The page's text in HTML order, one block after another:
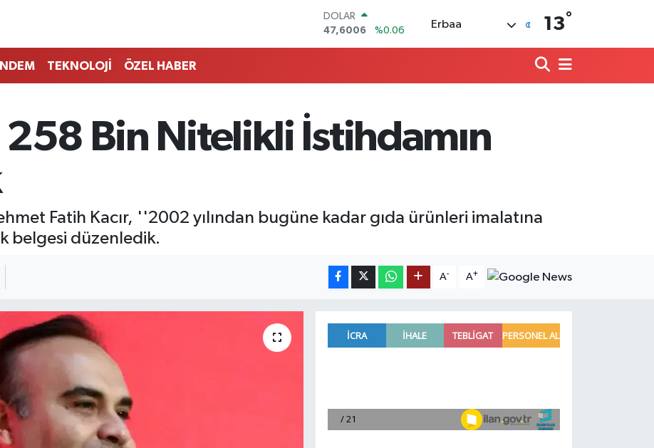
DOLAR
47,6006
%0.06
BİST100
13.799
%70
Erbaa 13°
TEKNOLOJİ ÖZEL HABER
258 Bin Nitelikli İstihdamın
Fatih Kacır, ''2002 yılından bugüne kadar gıda ürünleri imalatına
belgesi düzenledik.
A- A+